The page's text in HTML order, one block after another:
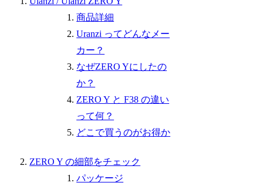
商品詳細
Uranzi ってどんなメー
カー？
なぜZERO Yにしたの
か？
ZERO Y と F38 の違い
って何？
どこで買うのがお得か
ZERO Y の細部をチェック
パッケージ